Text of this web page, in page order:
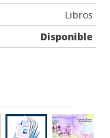
Libros
Disponible